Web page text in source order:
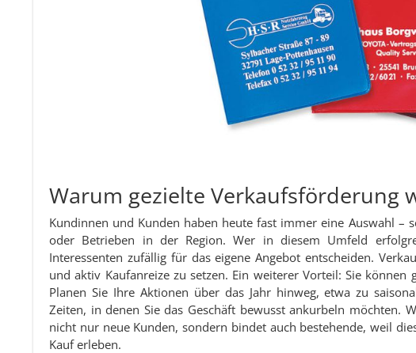
Warum gezielte Verkaufsförderung
Kundinnen und Kunden haben heute fast immer eine Auswahl –
oder Betrieben in der Region. Wer in diesem Umfeld
Interessenten zufällig für das eigene Angebot entscheiden.
und aktiv Kaufanreize zu setzen. Ein weiterer Vorteil: Sie
Planen Sie Ihre Aktionen über das Jahr hinweg, etwa zu
Zeiten, in denen Sie das Geschäft bewusst ankurbeln möchten.
nicht nur neue Kunden, sondern bindet auch bestehende, weil
Kauf erleben.